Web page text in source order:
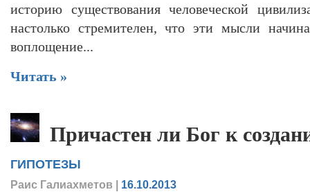
историю существования человеческой
настолько стремителен, что эти мысли
воплощение...
Читать »
Причастен ли Бог к
ГИПОТЕЗЫ
Раис Галиахметов | 16.10.2013